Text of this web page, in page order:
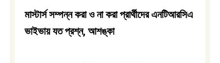
মাস্টার্স সম্পন্ন করা ও না করা প্রার্থীদের এনটিআরসিএ
ভাইভায় যত প্রশ্ন, আশঙ্কা